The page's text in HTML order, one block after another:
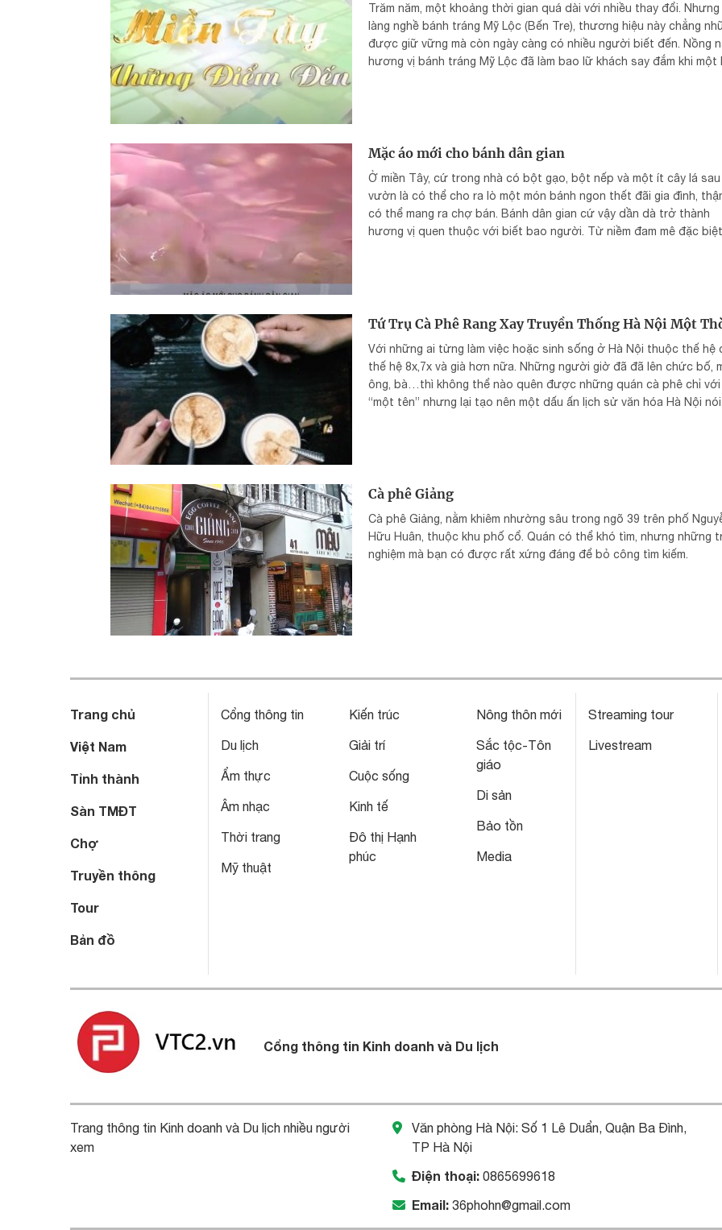
Trăm năm, một khoảng thời gian quá dài với nhiều thay đổi.
làng nghề bánh tráng Mỹ Lộc (Bến Tre), thương hiệu này chẳng
được giữ vững mà còn ngày càng có nhiều người biết đến. Nồng
hương vị bánh tráng Mỹ Lộc đã làm bao lữ khách say đắm khi một
con người và chỉ có hương quê mới làm nên chiếc bánh thêm phần
trọn vẹn. Dường như ai đến Bến Tre cũng tìm ra được bánh tráng
Lộc, bánh phồng Sơn Đốc trong số hàng trăm loại bánh ngon nổi
của vùng quê này.
Mặc áo mới cho bánh dân gian
Ở miền Tây, cứ trong nhà có bột gạo, bột nếp và một ít cây lá sau
vườn là có thể cho ra lò một món bánh ngon thết đãi gia đình,
có thể mang ra chợ bán. Bánh dân gian cứ vậy dần dà trở thành
hương vị quen thuộc với biết bao người. Từ niềm đam mê đặc
Tứ Trụ Cà Phê Rang Xay Truyền Thống Hà Nội Một
Với những ai từng làm việc hoặc sinh sống ở Hà Nội thuộc thế hệ
thế hệ 8x,7x và già hơn nữa. Những người giờ đã đã lên chức bố,
ông, bà…thì không thể nào quên được những quán cà phê chỉ với
“một tên” nhưng lại tạo nên một dấu ấn lịch sử văn hóa Hà Nội nói
Cà phê Giảng
Cà phê Giảng, nằm khiêm nhường sâu trong ngõ 39 trên phố
Hữu Huân, thuộc khu phố cổ. Quán có thể khó tìm, nhưng những
nghiệm mà bạn có được rất xứng đáng để bỏ công tìm kiếm.
Trang chủ
Việt Nam
Tỉnh thành
Sàn TMĐT
Chợ
Truyền thông
Tour
Bản đồ
Cổng thông tin
Du lịch
Ẩm thực
Âm nhạc
Thời trang
Mỹ thuật
Kiến trúc
Giải trí
Cuộc sống
Kinh tế
Đô thị Hạnh
phúc
Nông thôn mới
Sắc tộc-Tôn
giáo
Di sản
Bảo tồn
Media
Streaming tour
Livestream
Cổng thông tin Kinh doanh và Du lịch
Trang thông tin Kinh doanh và Du lịch nhiều người
xem
Văn phòng Hà Nội: Số 1 Lê Duẩn, Quận Ba Đình,
TP Hà Nội
Điện thoại: 0865699618
Email: 36phohn@gmail.com